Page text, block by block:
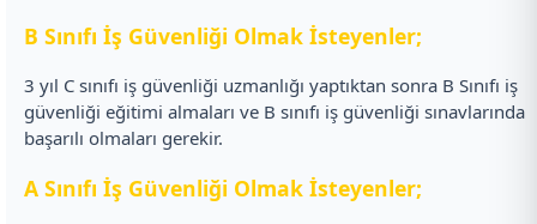
B Sınıfı İş Güvenliği Olmak İsteyenler;
3 yıl C sınıfı iş güvenliği uzmanlığı yaptıktan sonra B Sınıfı iş
güvenliği eğitimi almaları ve B sınıfı iş güvenliği sınavlarında
başarılı olmaları gerekir.
A Sınıfı İş Güvenliği Olmak İsteyenler;